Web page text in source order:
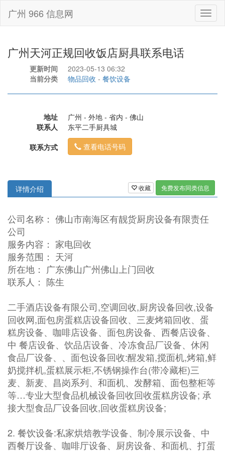
广州 966 信息网
广州天河正规回收饭店厨具联系电话
更新时间
2023-05-13 06:32
当前分类
物品回收 - 餐饮设备
地址
广州 - 外地 - 省内 - 佛山
联系人
东平二手厨具城
联系方式
查看电话号码
收藏 免费发布同类信息
详情介绍
公司名称： 佛山市南海区有靓货厨房设备有限责任
公司
服务内容： 家电回收
服务范围： 天河
所在地： 广东佛山广州佛山上门回收
联系人： 陈生
二手酒店设备有限公司,空调回收,厨房设备回收,设备
回收网,面包房蛋糕店设备回收、三麦烤箱回收、蛋
糕房设备、咖啡店设备、面包房设备、西餐店设备、
中 餐店设备、饮品店设备、冷冻食品厂设备、休闲
食品厂设备、、面包设备回收:醒发箱,搅面机,烤箱,鲜
奶搅拌机,蛋糕展示柜,不锈钢操作台(带冷藏柜)三
麦、新麦、昌岗系列、和面机、发酵箱、面包整柜等
等…专业大型食品机械设备回收回收蛋糕房设备; 承
接大型食品厂设备回收,回收蛋糕房设备;
2. 餐饮设备:私家烘焙教学设备、制冷展示设备、中
西餐厅设备、咖啡厅设备、厨房设备、和面机、打蛋